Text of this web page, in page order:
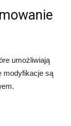
umożliwiają
modyfikacje są